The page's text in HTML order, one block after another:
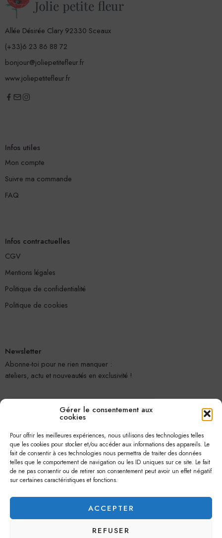
Gérer le consentement aux
cookies
Pour offrir les meilleures expériences, nous utilisons des technologies telles
que les cookies pour stocker et/ou accéder aux informations des appareils. Le
fait de consentir à ces technologies nous permettra de traiter des données
telles que le comportement de navigation ou les ID uniques sur ce site. Le fait
de ne pas consentir ou de retirer son consentement peut avoir un effet négatif
sur certaines caractéristiques et fonctions.
ACCEPTER
REFUSER
Allée Désirée Clary 92330 Sceaux
(+33)6 23 86 88 72
bonjour@joliepetitefleur.fr
www.joliepetitefleur.fr
Infos utiles
Mon compte
Suivre ma commande
FAQ
Infos contractuelles
CGV
Mentions légales
Politique de confidentialité
Politique de cookies
Newsletter
Abonne-toi pour ne rien manquer :
ateliers, actu et nouveautés en exclusivité !
Je m'abonne